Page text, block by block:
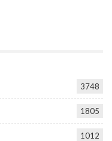
3748
1805
1012